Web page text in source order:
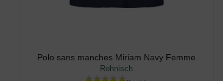
Polo sans manches Miriam Navy Femme
Rohnisch